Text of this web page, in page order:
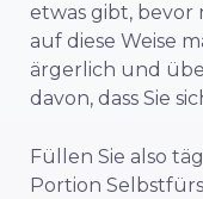
etwas gibt, bevor
auf diese Weise
ärgerlich und
davon, dass Sie
Füllen Sie also
Portion